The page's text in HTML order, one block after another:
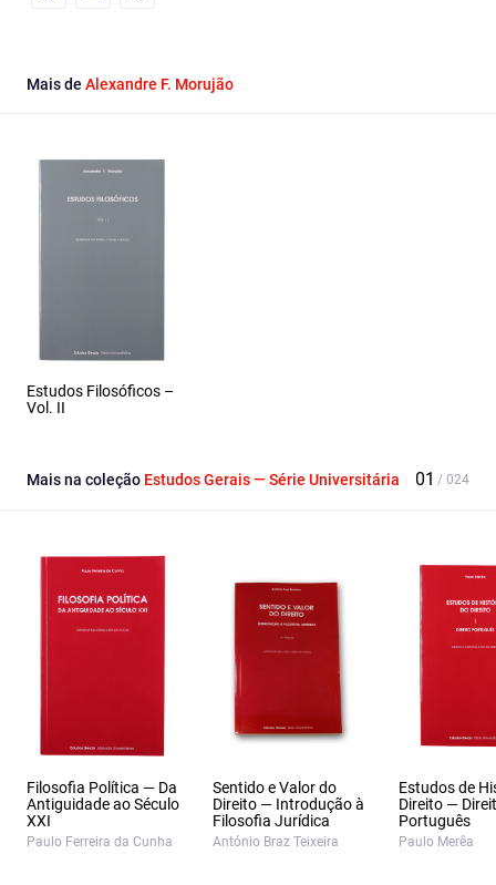
Mais de Alexandre F. Morujão
Estudos Filosóficos –
Vol. II
Mais na coleção Estudos Gerais — Série Universitária
Filosofia Política — Da
Antiguidade ao Século
XXI
Paulo Ferreira da Cunha
Sentido e Valor do
Direito — Introdução à
Filosofia Jurídica
António Braz Teixeira
Estudos de
Direito —
Português
Paulo Merêa